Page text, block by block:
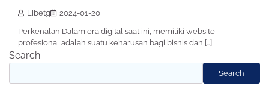
Libetg 2024-01-20
Perkenalan Dalam era digital saat ini, memiliki website
profesional adalah suatu keharusan bagi bisnis dan […]
Search
Search